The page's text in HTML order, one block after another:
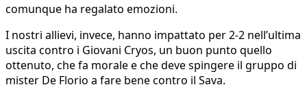
comunque ha regalato emozioni.
I nostri allievi, invece, hanno impattato per 2-2 nell’ultima
uscita contro i Giovani Cryos, un buon punto quello
ottenuto, che fa morale e che deve spingere il gruppo di
mister De Florio a fare bene contro il Sava.